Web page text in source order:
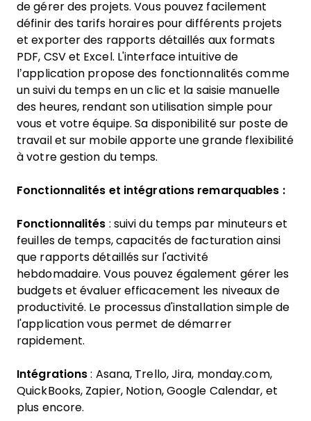
de gérer des projets. Vous pouvez facilement
définir des tarifs horaires pour différents projets
et exporter des rapports détaillés aux formats
PDF, CSV et Excel. L'interface intuitive de
l’application propose des fonctionnalités comme
un suivi du temps en un clic et la saisie manuelle
des heures, rendant son utilisation simple pour
vous et votre équipe. Sa disponibilité sur poste de
travail et sur mobile apporte une grande flexibilité
à votre gestion du temps.
Fonctionnalités et intégrations remarquables :
Fonctionnalités : suivi du temps par minuteurs et
feuilles de temps, capacités de facturation ainsi
que rapports détaillés sur l'activité
hebdomadaire. Vous pouvez également gérer les
budgets et évaluer efficacement les niveaux de
productivité. Le processus d'installation simple de
l'application vous permet de démarrer
rapidement.
Intégrations : Asana, Trello, Jira, monday.com,
QuickBooks, Zapier, Notion, Google Calendar, et
plus encore.